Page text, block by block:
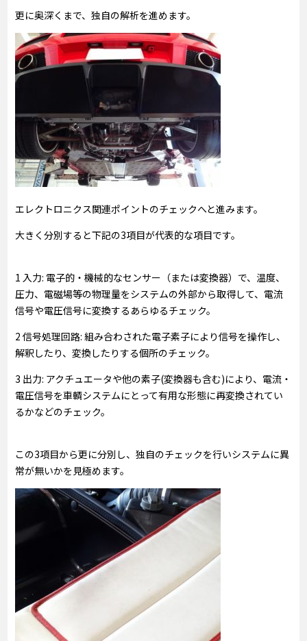
更に奥深くまで、独自の解析を進めます。
エレクトロニクス関連ポイントのチェックへと進みます。
大きく分別すると下記の3項目が代表的な項目です。
1 入力: 電子的・機械的なセンサー（または変換器）で、温度、
圧力、電磁場等の物理量をシステムの外部から取得して、電流
信号や電圧信号に変換するあらゆるチェック。
2 信号処理回路: 組み合わされた電子素子により信号を操作し、
解釈したり、変換したりする個所のチェック。
3 出力: アクチュエータや他の素子(変換器も含む)により、電流・
電圧信号を車輌システムにとって有用な形態に再変換されてい
るかなどのチェック。
この3項目から更に分別し、独自のチェックを行いシステムに異
常が無いかを見極めます。